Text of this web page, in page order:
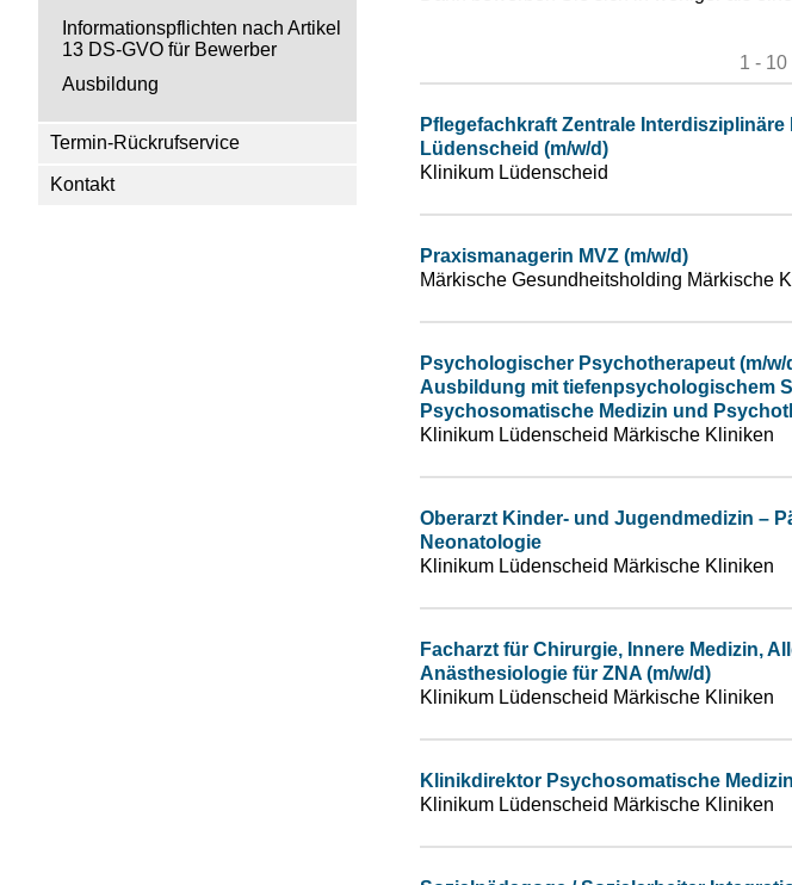
Informationspflichten nach Artikel
13 DS-GVO für Bewerber
Ausbildung
Termin-Rückrufservice
Kontakt
1 - 10
Pflegefachkraft Zentrale
Lüdenscheid (m/w/d)
Klinikum Lüdenscheid
Praxismanagerin MVZ (m/w/d)
Märkische Gesundheitsholding Märkische
Psychologischer Psychotherapeut (m/
Ausbildung mit tiefenpsychologischem
Psychosomatische Medizin und
Klinikum Lüdenscheid Märkische Kliniken
Oberarzt Kinder- und Jugendmedizin –
Neonatologie
Klinikum Lüdenscheid Märkische Kliniken
Facharzt für Chirurgie, Innere Medizin,
Anästhesiologie für ZNA (m/w/d)
Klinikum Lüdenscheid Märkische Kliniken
Klinikdirektor Psychosomatische
Klinikum Lüdenscheid Märkische Kliniken